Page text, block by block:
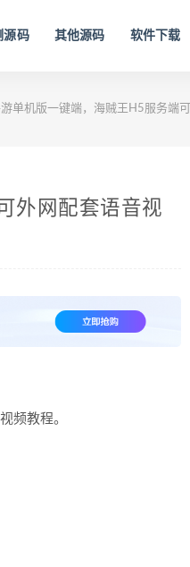
源码 其他源码 软件下载
单机版一键端，海贼王H5服务端
外网配套语音视
频教程。